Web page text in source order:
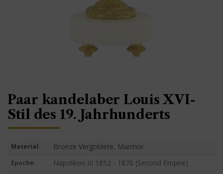
Paar kandelaber Louis XVI-
Stil des 19. Jahrhunderts
Material: Bronze Vergoldete, Marmor
Epoche: Napoléon III 1852 - 1870 (Second Empire)